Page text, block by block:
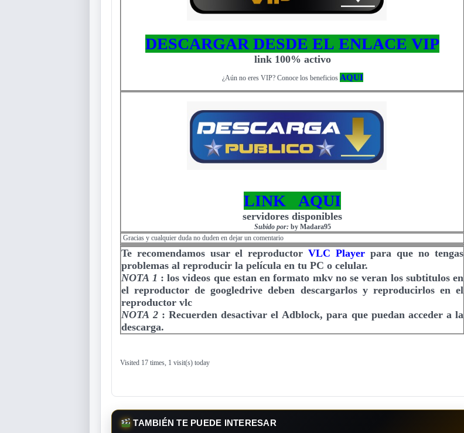
DESCARGAR DESDE EL ENLACE VIP
link 100% activo
¿Aún no eres VIP? Conoce los beneficios AQUI
LINK AQUI
servidores disponibles
Subido por: by Madara95
Gracias y cualquier duda no duden en dejar un comentario
Te recomendamos usar el reproductor VLC Player para que no tengas
problemas al reproducir la película en tu PC o celular.
NOTA 1 : los videos que estan en formato mkv no se veran los subtitulos en
el reproductor de googledrive deben descargarlos y reproducirlos en el
reproductor vlc
NOTA 2 : Recuerden desactivar el Adblock, para que puedan acceder a la
descarga.
Visited 17 times, 1 visit(s) today
TAMBIÉN TE PUEDE INTERESAR